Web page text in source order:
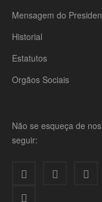
Mensagem do
Historial
Estatutos
Orgãos Sociais
Não se esqueça de nos
seguir: